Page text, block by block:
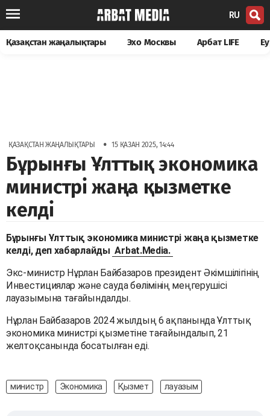
RU
Қазақстан жаңалықтары Эхо Москвы Арбат LIFE
ҚАЗАҚСТАН ЖАҢАЛЫҚТАРЫ • 15 ҚАЗАН 2025, 14:44
Бұрынғы Ұлттық экономика
министрі жаңа қызметке
келді
Бұрынғы Ұлттық экономика министрі жаңа қызметке
келді, деп хабарлайды Arbat.Media.
Экс-министр Нұрлан Байбазаров президент Әкімшілігінің
Инвестициялар және сауда бөлімінің меңгерушісі
лауазымына тағайындалды.
Нұрлан Байбазаров 2024 жылдың 6 ақпанында Ұлттық
экономика министрі қызметіне тағайындалып, 21
желтоқсанында босатылған еді.
министр Экономика Қызмет лауазым